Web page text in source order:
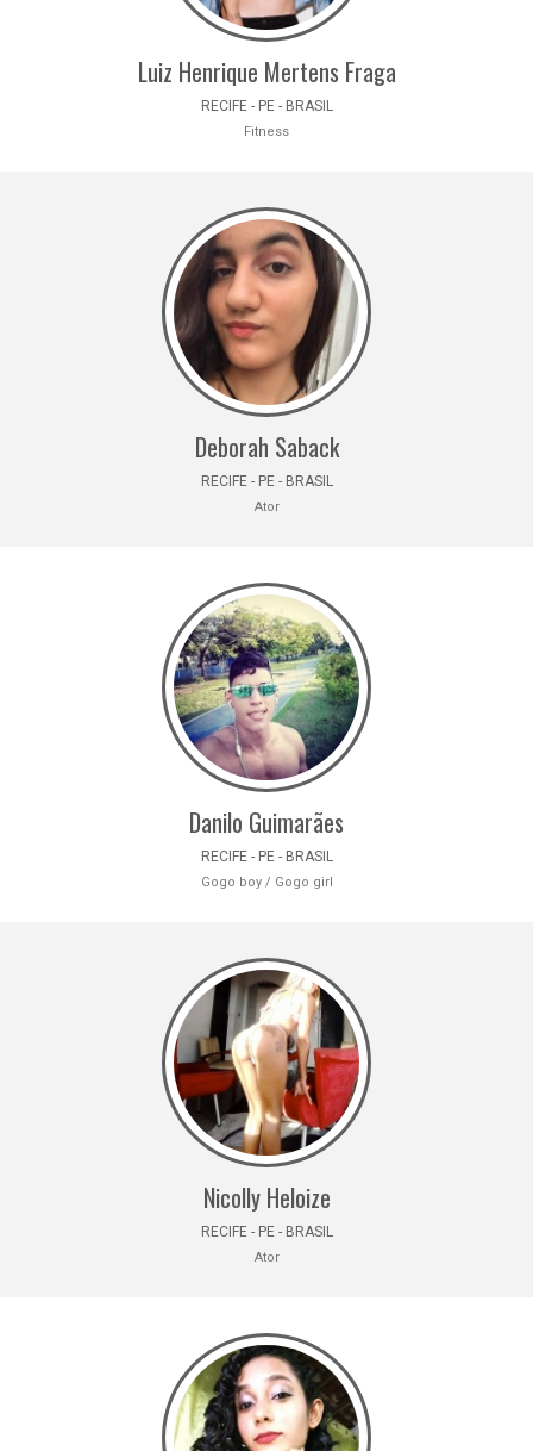
Luiz Henrique Mertens Fraga
RECIFE - PE - BRASIL
Fitness
Deborah Saback
RECIFE - PE - BRASIL
Ator
Danilo Guimarães
RECIFE - PE - BRASIL
Gogo boy / Gogo girl
Nicolly Heloize
RECIFE - PE - BRASIL
Ator